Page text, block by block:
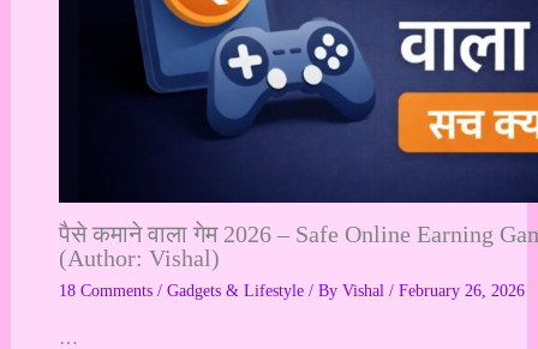
पैसे कमाने वाला गेम 2026 – Safe Online Earning
(Author: Vishal)
18 Comments / Gadgets & Lifestyle/ By Vishal / February 26, 2026
…